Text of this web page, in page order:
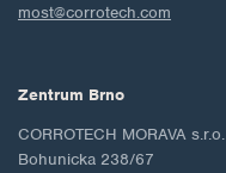
most@corrotech.com
Zentrum Brno
CORROTECH MORAVA s.r.o.
Bohunicka 238/67